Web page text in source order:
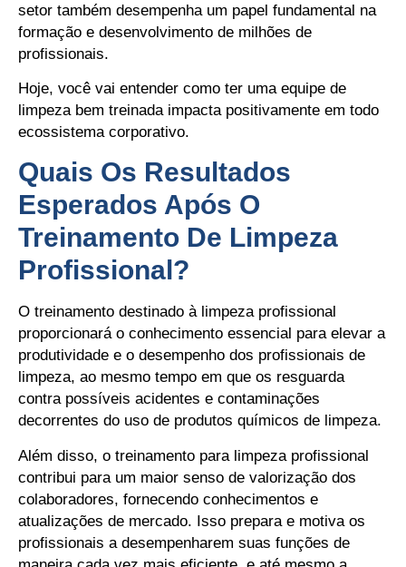
setor também desempenha um papel fundamental na
formação e desenvolvimento de milhões de
profissionais.
Hoje, você vai entender como ter uma equipe de
limpeza bem treinada impacta positivamente em todo
ecossistema corporativo.
Quais Os Resultados
Esperados Após O
Treinamento De Limpeza
Profissional?
O treinamento destinado à limpeza profissional
proporcionará o conhecimento essencial para elevar a
produtividade e o desempenho dos profissionais de
limpeza, ao mesmo tempo em que os resguarda
contra possíveis acidentes e contaminações
decorrentes do uso de produtos químicos de limpeza.
Além disso, o treinamento para limpeza profissional
contribui para um maior senso de valorização dos
colaboradores, fornecendo conhecimentos e
atualizações de mercado. Isso prepara e motiva os
profissionais a desempenharem suas funções de